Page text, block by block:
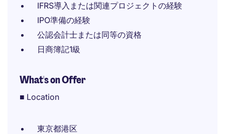
IFRS導入または関連プロジェクトの経験
IPO準備の経験
公認会計士または同等の資格
日商簿記1級
What's on Offer
■ Location
東京都港区